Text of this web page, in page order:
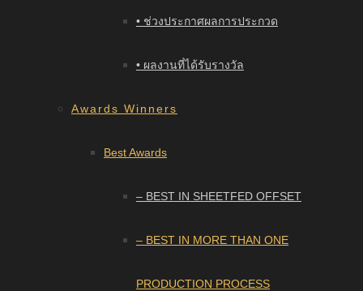
• ช่วงประกาศผลการประกวด
• ผลงานที่ได้รับรางวัล
Awards Winners
Best Awards
– BEST IN SHEETFED OFFSET
– BEST IN MORE THAN ONE
PRODUCTION PROCESS